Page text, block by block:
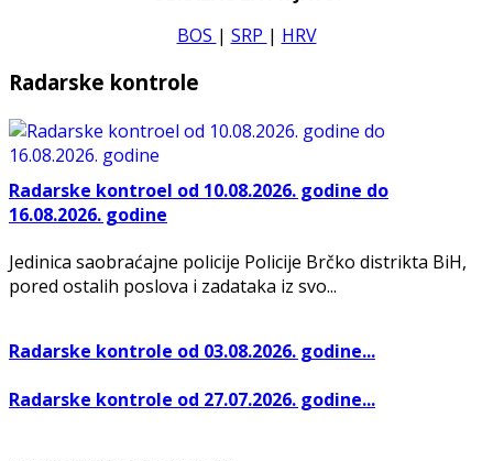
BOS | SRP | HRV
Radarske kontrole
Radarske kontroel od 10.08.2026. godine do
16.08.2026. godine
Jedinica saobraćajne policije Policije Brčko distrikta BiH,
pored ostalih poslova i zadataka iz svo...
Radarske kontrole od 03.08.2026. godine...
Radarske kontrole od 27.07.2026. godine...